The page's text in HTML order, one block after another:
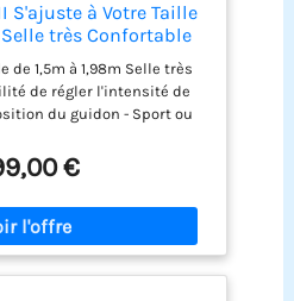
S'ajuste à Votre Taille
Selle très Confortable
l'intensité de
(Noir)
de 1,5m à 1,98m Selle très
de régler l'intensité de
du guidon - Sport ou
€